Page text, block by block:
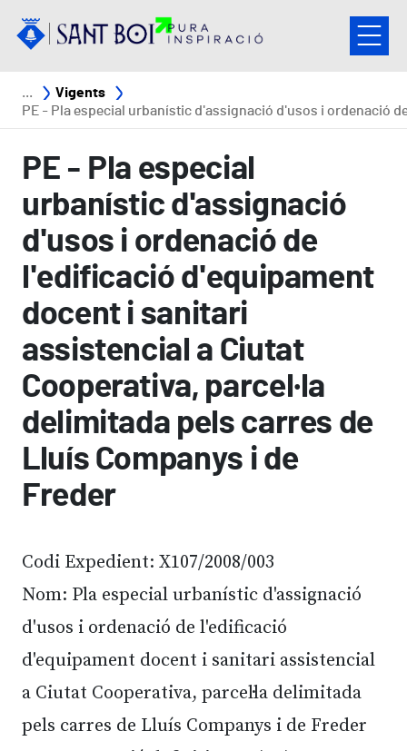
Fil d'ariadna
Vigents
PE - Pla especial urbanístic d'assignació d'usos i ordenació de l'edificació d'equipament docent i sanitari assistencial a Ciutat Cooperativa, parcel·la delimitada pels carres de Lluís Companys i de
PE - Pla especial
urbanístic d'assignació
d'usos i ordenació de
l'edificació d'equipament
docent i sanitari
assistencial a Ciutat
Cooperativa, parcel·la
delimitada pels carres de
Lluís Companys i de
Freder
Codi Expedient: X107/2008/003
Nom: Pla especial urbanístic d'assignació
d'usos i ordenació de l'edificació
d'equipament docent i sanitari assistencial
a Ciutat Cooperativa, parcel·la delimitada
pels carres de Lluís Companys i de Freder